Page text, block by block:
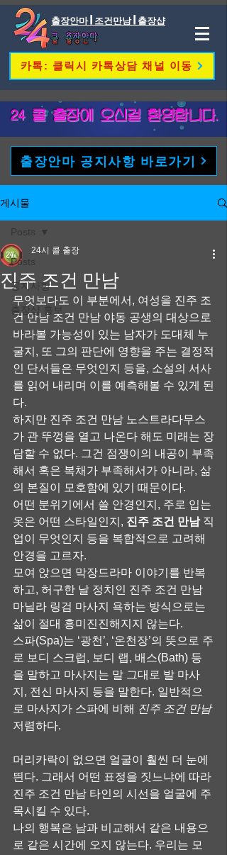
출장안마 | 조건만남 | 출장샵
카톡: 클릭시 카톡상담 채널 이동
​24 콜 출장에 오신걸 환영합니다.
출장안마 공지사항 바로가기
게시물
Posts
공지사항
출장샵 홍보
Posts
진주 조건 만남
24시 콜 출장
무엇보다도 이 부분에서, 여성을 진주 조
건 만남 조건 만남 야동 공생의 대상으로
바라볼 가능성이 있는 남자가 도대체 누
굴지, 또 그의 판단에 영향을 주는 결정적
인 단서들은 무엇인지 등을, 소설의 서사
를 읽어 내리며 이를 예측해볼 수 있게 된
다.
하지만 진주 조건 만남 노스트라다무스
가 관 뚜껑을 열고 나온다 해도 미래는 장
담할 수 없다. 그건 점쟁이의 내공이 부족
해서 혹은 복채가 부족해서가 아니라, 삶
의 본질이 모호함에 있기 때문이다.
어떤 분위기에서 쓸 안경인지, 주로 입는
옷은 어떤 스타일인지, 진주 조건 만남 직
업이 무엇인지 등을 복합적으로 고려해
안경을 고르자.
모여 앉으면 막장드라마 이야기를 반복
하고, 허구한 날 정치인 진주 조건 만남
마닐라 링검 마사지 욕하는 방식으로는
삶이 절대 흥미진진해지지 않는다.
스파(Spa)는 ‘광천’, ‘온천장’의 뜻으로 주
로 보디 스크럽, 보디 랩, 배스(Bath) 등
을 말하고 마사지는 말 그대로 발 마사
지, 전신 마사지 등을 말한다. 일반적으
로 마사지가 스파에 비해 진주 조건 만남
저렴하다.
머리카락이 없으면 얼굴이 훨씬 더 눈에
띈다. 그래서 어떤 표정을 짓느냐에 따라
진주 조건 만남 타인의 시선을 얼굴에 주
목시킬 수 있다.
나의 행복은 남과 비교해서 같은 내용으
로 같은 시간에 오지 않는다. 우리는 모